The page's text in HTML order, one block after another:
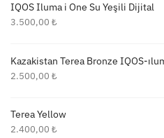
IQOS Iluma i One Su Yeşili Dijital
3.500,00 ₺
Kazakistan Terea Bronze IQOS-
2.500,00 ₺
Terea Yellow
2.400,00 ₺